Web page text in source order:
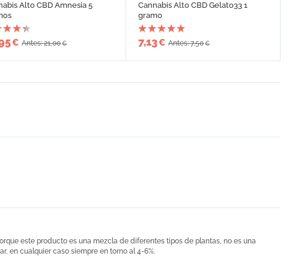
Alto CBD Amnesia 5
€ Antes: 21,00€
Cannabis Alto CBD Gelato33 1
gramo
7,13€ Antes: 7,50€
este producto es una mezcla de diferentes tipos de plantas, no es una
en cualquier caso siempre en torno al 4-6%.